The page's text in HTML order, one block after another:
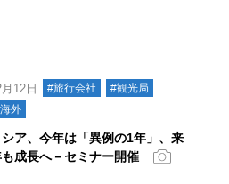
12日 #旅行会社
#観光局
外
シア、今年は「異例の1年」、来
成長へ－セミナー開催